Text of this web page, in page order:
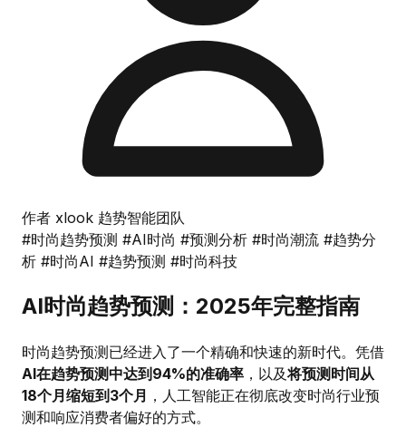
作者 xlook 趋势智能团队
#时尚趋势预测 #AI时尚 #预测分析 #时尚潮流 #趋势分
析 #时尚AI #趋势预测 #时尚科技
AI时尚趋势预测：2025年完整指南
时尚趋势预测已经进入了一个精确和快速的新时代。凭借
AI在趋势预测中达到94%的准确率 ，以及将预测时间从
18个月缩短到3个月 ，人工智能正在彻底改变时尚行业预
测和响应消费者偏好的方式。